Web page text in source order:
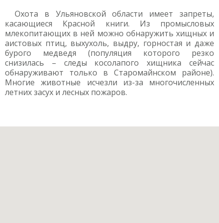
Охота в Ульяновской области имеет запреты,
касающиеся Красной книги. Из промысловых
млекопитающих в ней можно обнаружить хищных и
аистовых птиц, выхухоль, выдру, горностая и даже
бурого медведя (популяция которого резко
снизилась – следы косолапого хищника сейчас
обнаруживают только в Старомайнском районе).
Многие животные исчезли из-за многочисленных
летних засух и лесных пожаров.